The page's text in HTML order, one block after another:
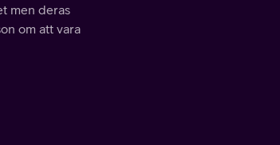
men deras
om att vara